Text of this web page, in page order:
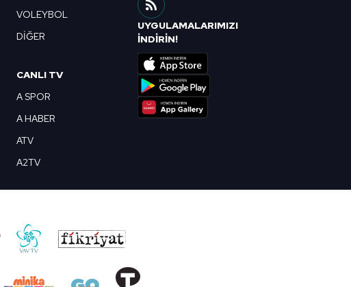
VOLEYBOL
DİĞER
CANLI TV
A SPOR
A HABER
ATV
A2TV
UYGULAMALARIMIZI
İNDİRİN!